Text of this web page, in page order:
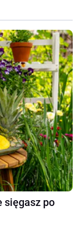
sięgasz po